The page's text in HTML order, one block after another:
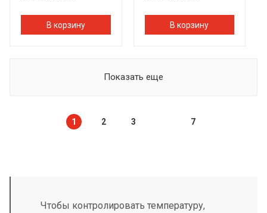
В корзину В корзину
Показать еще
1 2 3 7
Чтобы контролировать температуру,